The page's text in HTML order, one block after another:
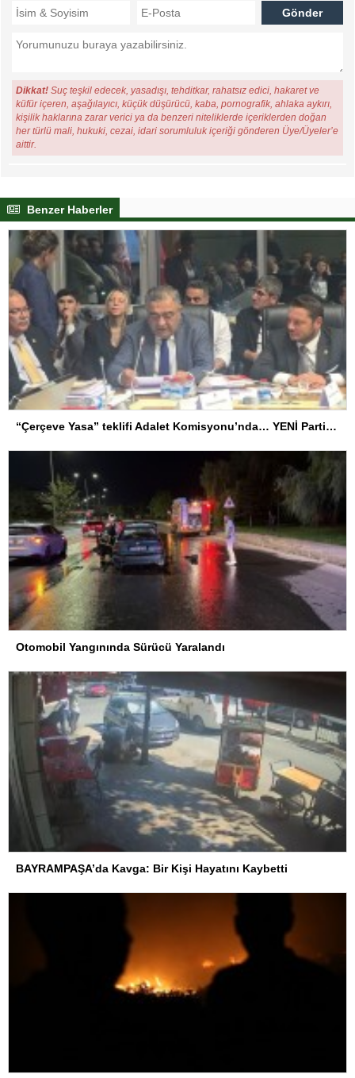
Dikkat! Suç teşkil edecek, yasadışı, tehditkar, rahatsız edici, hakaret ve
küfür içeren, aşağılayıcı, küçük düşürücü, kaba, pornografik, ahlaka aykırı,
kişilik haklarına zarar verici ya da benzeri niteliklerde içeriklerden doğan
her türlü mali, hukuki, cezai, idari sorumluluk içeriği gönderen Üye/Üyeler’e
aittir.
Benzer Haberler
“Çerçeve Yasa” teklifi Adalet Komisyonu’nda… YENİ Partili Tanrıkulu: Bir insana ‘Silahını bırak, ülkene dön, siyasal ve toplumsal hayata katıl’ diyorsanız, o insan kapıdan içeri girdiğinde başına ne geleceğini bilmelidir
Otomobil Yangınında Sürücü Yaralandı
BAYRAMPAŞA’da Kavga: Bir Kişi Hayatını Kaybetti